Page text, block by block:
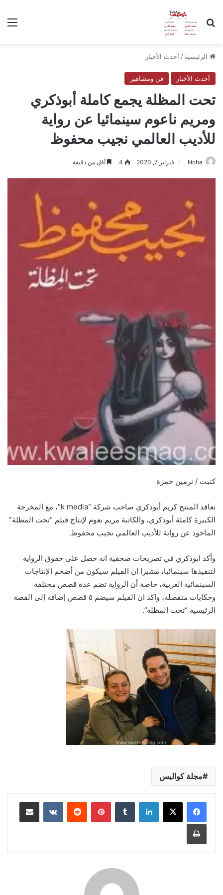
بحث عن
الرئيسية / أحدث الأخبار
أحدث الأخبار فن ومشاهير
تحت المظلة يجمع كاملة أبوذكري
ومريم ناعوم سينمائيا عن رواية
للأديب العالمي نجيب محفوظ
Noha فبراير 7, 2020 4 أقل من دقيقة
كتبت / نرمين حمزة
تعاقد المنتج كريم أبوذكري صاحب شركة “k media”، مع المخرجة
الكبيرة كاملة أبوذكري، والكاتبة مريم نعوم لإنتاج فيلم “تحت المظلة”
الماخوذ عن رواية للأديب العالمي نجيب محفوظ.
وأكد ابوذكري في تصريحات صحفية انه حصل على حقوق الرواية
لتنفيذها سينمائيا، مشيرا ان الفيلم سيكون من أضخم الإنتاجات
السينمائية العربية، خاصة أن الرواية تضم عدة قصص مختلفة
وحكايات منفصلة، واكد ان الفيلم سيضم ٥ قصص إضافة إلى القصة
الرئيسية “تحت المظلة”.
مجلة كواليس
لينكدإن بينتيريست مشاركة عبر البريد
طباعة